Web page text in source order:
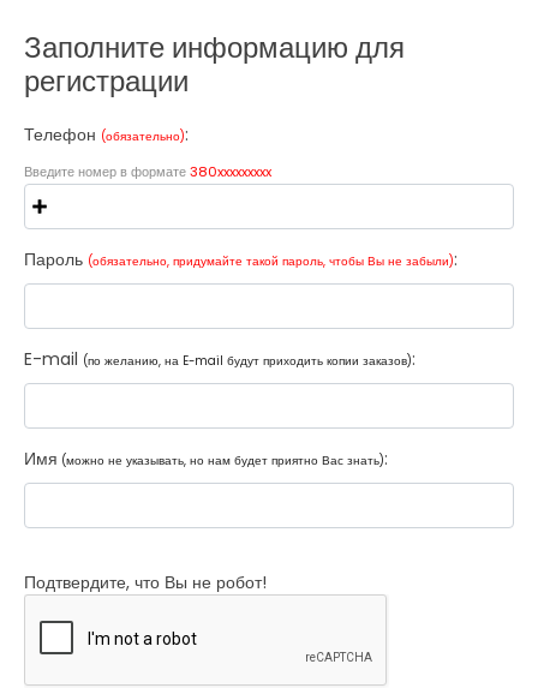
Заполните информацию для
регистрации
Телефон (обязательно):
Введите номер в формате380xxxxxxxxx
Пароль (обязательно, придумайте такой пароль, чтобы Вы не забыли):
E-mail (по желанию, на E-mail будут приходить копии заказов):
Имя (можно не указывать, но нам будет приятно Вас знать):
Подтвердите, что Вы не робот!